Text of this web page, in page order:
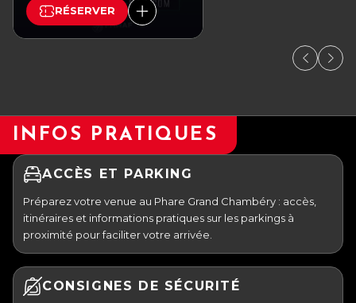
RÉSERVER
INFOS PRATIQUES
ACCÈS ET PARKING
Préparez votre venue au Phare Grand Chambéry : accès,
itinéraires et informations pratiques sur les parkings à
proximité pour faciliter votre arrivée.
CONSIGNES DE SÉCURITÉ